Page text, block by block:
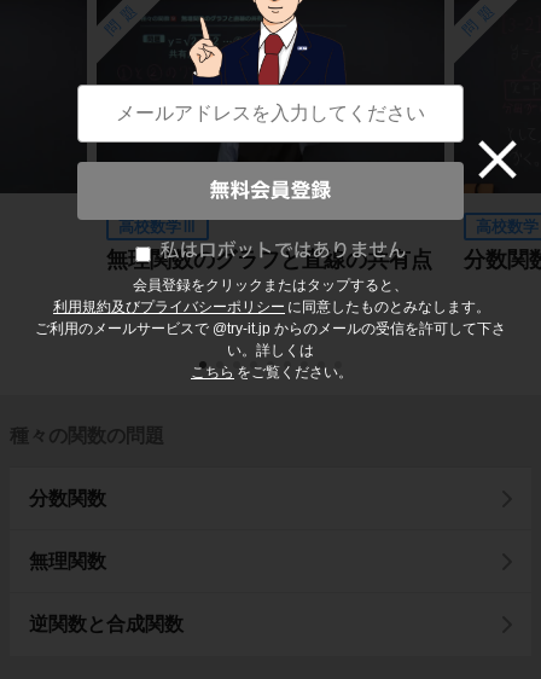
会員登録をクリックまたはタップすると、
利用規約及びプライバシーポリシー に同意したものとみなします。
ご利用のメールサービスで @try-it.jp からのメールの受信を許可して下さ
い。詳しくは
こちら をご覧ください。
問題
無理関数のグラフと直線の共有点
高校数学Ⅲ
問題
分数関
高校数
種々の関数の問題
分数関数
無理関数
逆関数と合成関数